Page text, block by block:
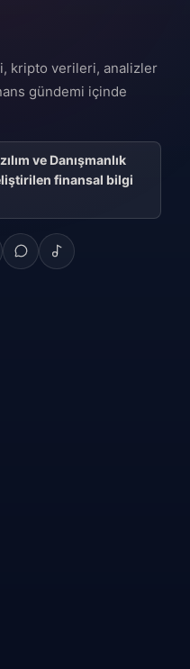
kripto verileri, analizler
gündemi içinde
ve Danışmanlık
finansal bilgi